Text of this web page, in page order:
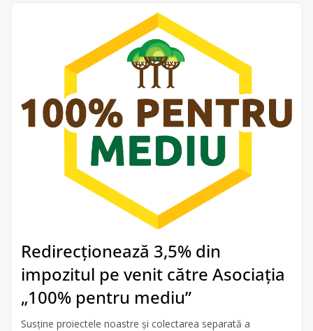
Redirecționează 3,5% din
impozitul pe venit către Asociația
„100% pentru mediu”
Susține proiectele noastre și colectarea separată a